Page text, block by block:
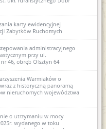
ewidencyjnej zabytku
ewidencji
Wielkie
ewidencyjnej zabytku
wojewódzkiej ewidencji
ewidencyjnej zabytku
wojewódzkiej ewidencji
Kiejkuty
karty ewidencyjnej
25-61/23 Tomaszkowo
karty ewidencyjnej
ewidencji
karty ewidencyjnej
Zabytków Ruchomych
administracyjnego
przy ul.
46, obręb Olsztyn 64
Warmiaków o
z historyczną panoramą
nieruchomych województwa
o utrzymaniu w mocy
wydanego w toku